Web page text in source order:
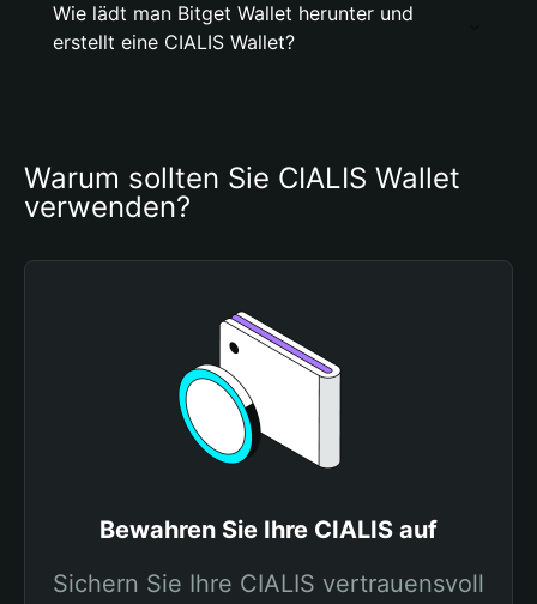
Wie lädt man Bitget Wallet herunter und
erstellt eine CIALIS Wallet?
Warum sollten Sie CIALIS Wallet
verwenden?
Bewahren Sie Ihre CIALIS auf
Sichern Sie Ihre CIALIS vertrauensvoll